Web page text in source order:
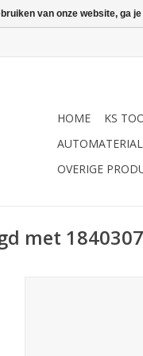
HOME KS
OVERIGE
met 1840307
van onze website, ga